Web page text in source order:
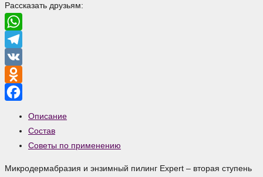
Рассказать друзьям:
WhatsApp
Telegram
VK
Odnoklassniki
Описание
Состав
Советы по применению
Микродермабразия и энзимный пилинг Expert – вторая ступень